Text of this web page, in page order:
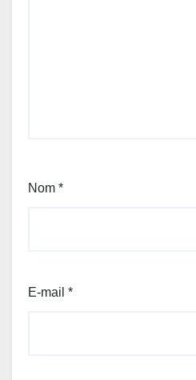
Nom *
E-mail *